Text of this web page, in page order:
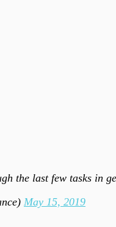
the last few tasks in
May 15, 2019